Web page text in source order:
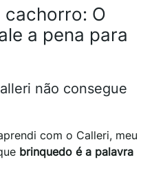
O
a pena para
não consegue
com o Calleri, meu
brinquedo é a palavra